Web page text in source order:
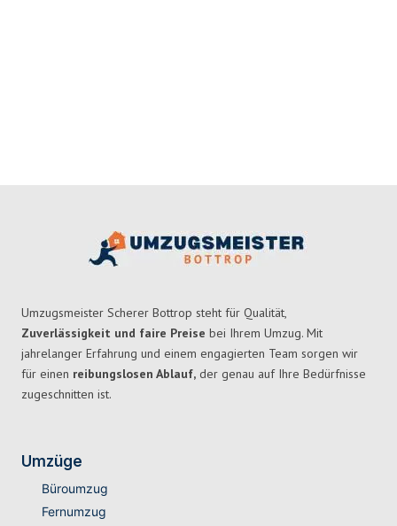
Umzugsmeister Scherer Bottrop steht für Qualität,
Zuverlässigkeit und faire Preise bei Ihrem Umzug. Mit
jahrelanger Erfahrung und einem engagierten Team sorgen wir
für einen reibungslosen Ablauf, der genau auf Ihre Bedürfnisse
zugeschnitten ist.
Umzüge
Büroumzug
Fernumzug